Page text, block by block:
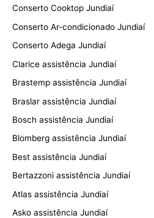
Conserto Cooktop Jundiaí
Conserto Ar-condicionado Jundiaí
Conserto Adega Jundiaí
Clarice assistência Jundiaí
Brastemp assistência Jundiaí
Braslar assistência Jundiaí
Bosch assistência Jundiaí
Blomberg assistência Jundiaí
Best assistência Jundiaí
Bertazzoni assistência Jundiaí
Atlas assistência Jundiaí
Asko assistência Jundiaí